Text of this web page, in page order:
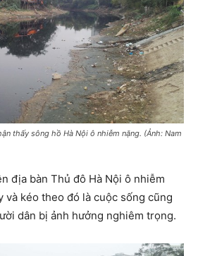
thấy sông hồ Hà Nội ô nhiễm nặng. (Ảnh: Nam
địa bàn Thủ đô Hà Nội ô nhiễm
và kéo theo đó là cuộc sống cũng
dân bị ảnh hưởng nghiêm trọng.